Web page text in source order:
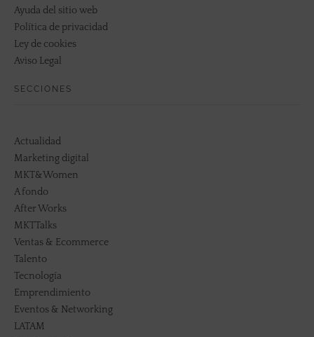
Ayuda del sitio web
Política de privacidad
Ley de cookies
Aviso Legal
SECCIONES
Actualidad
Marketing digital
MKT&Women
A fondo
After Works
MKTTalks
Ventas & Ecommerce
Talento
Tecnología
Emprendimiento
Eventos & Networking
LATAM